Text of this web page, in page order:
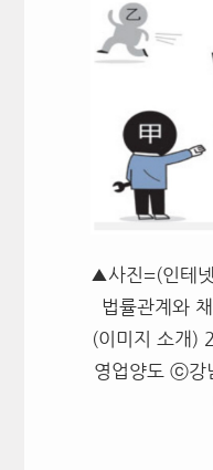
▲사진=(인테
법률관계와
(이미지 소개)
영업양도 ⓒ강